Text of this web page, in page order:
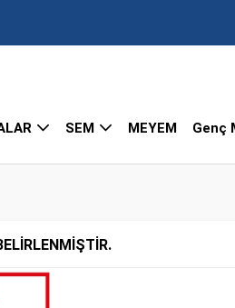
SEM MEYEM Genç